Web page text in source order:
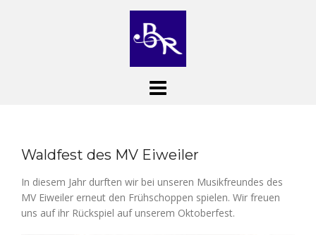
Waldfest des MV Eiweiler
In diesem Jahr durften wir bei unseren Musikfreundes des
MV Eiweiler erneut den Frühschoppen spielen. Wir freuen
uns auf ihr Rückspiel auf unserem Oktoberfest.